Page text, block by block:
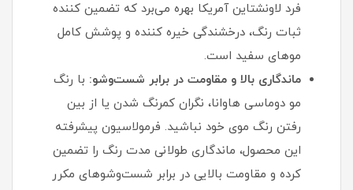
فرد لاونشتاین آمریکا بهره می‌برد که تضمین‌ کننده
ثبات رنگ، درخشندگی خیره‌ کننده و پوشش کامل
موهای سفید است.
ماندگاری بالا و مقاومت در برابر شست‌وشو: با رنگ
مو دوماسی هاوانا، نگران کمرنگ شدن یا از بین
رفتن رنگ موی خود نباشید. فرمولاسیون پیشرفته
این محصول، ماندگاری طولانی‌ مدت رنگ را تضمین
کرده و مقاومت بالایی در برابر شست‌وشوهای مکرر